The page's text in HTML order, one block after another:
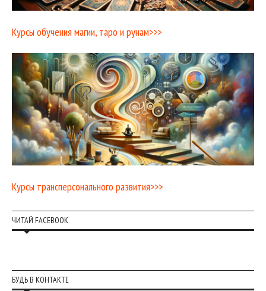
Курсы обучения магии, таро и рунам>>>
Курсы трансперсонального развития>>>
ЧИТАЙ FACEBOOK
БУДЬ В КОНТАКТЕ